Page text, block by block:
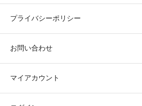
プライバシーポリシー
お問い合わせ
マイアカウント